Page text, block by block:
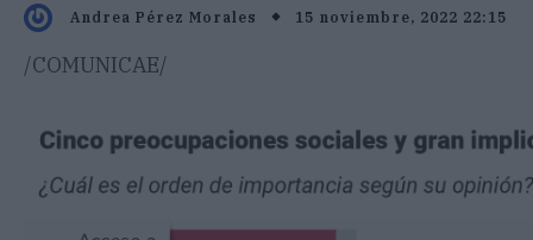
Andrea Pérez Morales 15 noviembre, 2022 22:15
/COMUNICAE/